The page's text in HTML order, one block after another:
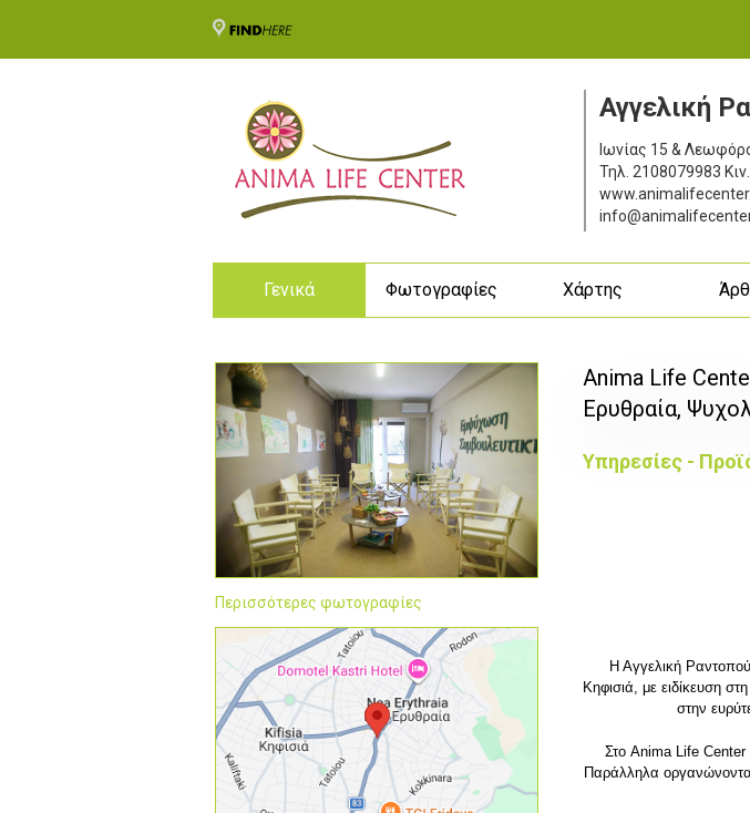
Αγγελική
Ιωνίας 15 &
Τηλ. 2108079983 Κιν.
Γενικά Φωτογραφίες Χάρτης
Περισσότερες φωτογραφίες
Anima Life
Ερυθραία,
Υπηρεσίες -
Η Αγγελική
Κηφισιά, με ειδίκευση
στην
Στο Anima Life Center
Παράλληλα